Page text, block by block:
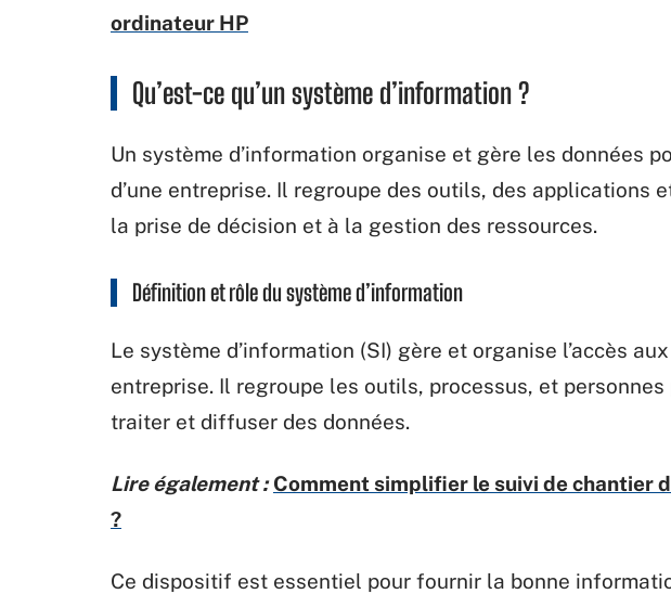
ordinateur HP
Qu’est-ce qu’un système d’information ?
Un système d’information organise et gère les données
d’une entreprise. Il regroupe des outils, des applications
la prise de décision et à la gestion des ressources.
Définition et rôle du système d’information
Le système d’information (SI) gère et organise l’accès
entreprise. Il regroupe les outils, processus, et
traiter et diffuser des données.
Lire également : Comment simplifier le suivi de chantier
?
Ce dispositif est essentiel pour fournir la bonne